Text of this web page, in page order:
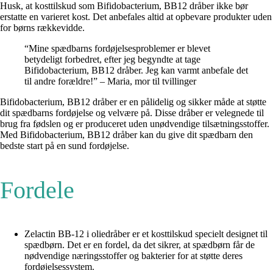
Husk, at kosttilskud som Bifidobacterium, BB12 dråber ikke bør
erstatte en varieret kost. Det anbefales altid at opbevare produkter uden
for børns rækkevidde.
“Mine spædbarns fordøjelsesproblemer er blevet
betydeligt forbedret, efter jeg begyndte at tage
Bifidobacterium, BB12 dråber. Jeg kan varmt anbefale det
til andre forældre!” – Maria, mor til tvillinger
Bifidobacterium, BB12 dråber er en pålidelig og sikker måde at støtte
dit spædbarns fordøjelse og velvære på. Disse dråber er velegnede til
brug fra fødslen og er produceret uden unødvendige tilsætningsstoffer.
Med Bifidobacterium, BB12 dråber kan du give dit spædbarn den
bedste start på en sund fordøjelse.
Fordele
Zelactin BB-12 i oliedråber er et kosttilskud specielt designet til
spædbørn. Det er en fordel, da det sikrer, at spædbørn får de
nødvendige næringsstoffer og bakterier for at støtte deres
fordøjelsessystem.